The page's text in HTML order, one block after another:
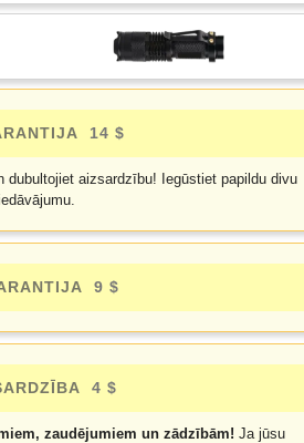
14 $
dubultojiet aizsardzību! Iegūstiet papildu divu
9 $
4 $
zaudējumiem un zādzībām! Ja jūsu